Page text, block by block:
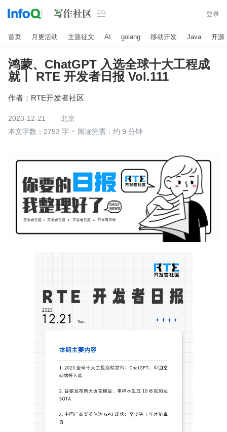
 登录
首页 月更活动 主题征文 AI golang 移动开发 Java 开源
鸿蒙、ChatGPT 入选全球十大工程成
就丨 RTE 开发者日报 Vol.111
作者： RTE开发者社区
2023-12-21
北京
本文字数：2753 字
阅读完需：约 9 分钟